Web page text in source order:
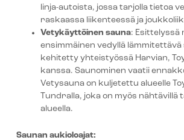
linja-autoista, jossa tarjolla tietoa
raskaassa liikenteessä ja
Vetykäyttöinen sauna: Esittelyssä
ensimmäinen vedyllä lämmitettävä
kehitetty yhteistyössä Harvian,
kanssa. Saunominen vaatii
Vetysauna on kuljetettu alueelle
Tundralla, joka on myös nähtävillä
alueella.
Saunan aukioloajat: